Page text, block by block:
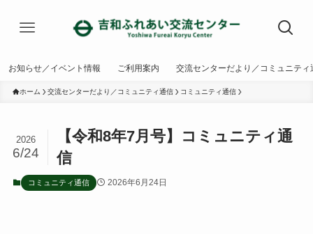
お知らせ／イベント情報 ご利用案内 交流センターだより／コミュニティ
ホーム 交流センターだより／コミュニティ通信 コミュニティ通信
【令和8年7月号】コミュニティ通
信
2026
6/24
コミュニティ通信 2026年6月24日